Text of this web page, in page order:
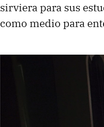
sirviera para sus
como medio para